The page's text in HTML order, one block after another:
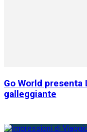
Go World
galleggiante